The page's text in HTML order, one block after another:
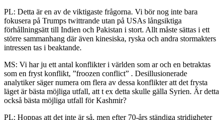
PL: Detta är en av de viktigaste frågorna. Vi bör nog inte bara
fokusera på Trumps twittrande utan på USAs långsiktiga
förhållningsätt till Indien och Pakistan i stort. Allt måste sättas i ett
större sammanhang där även kinesiska, ryska och andra stormakters
intressen tas i beaktande.
MS: Vi har ju ett antal konflikter i världen som ar och en betraktas
som en fryst konflikt, ”froozen conflict” . Desillusionerade
analytiker säger numera om flera av dessa konflikter att det frysta
läget är bästa möjliga utfall, att t ex detta skulle gälla Syrien. Är detta
också bästa möjliga utfall för Kashmir?
PL: Hoppas att det inte är så, men efter 70-års ständiga stridigheter